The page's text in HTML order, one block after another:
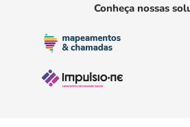
Conheça nossas